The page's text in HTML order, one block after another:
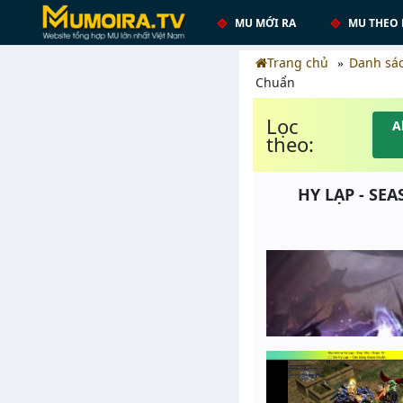
MU MỚI RA MU
Trang chủ
Danh
Chuẩn
Lọc
theo:
HY LẠP -